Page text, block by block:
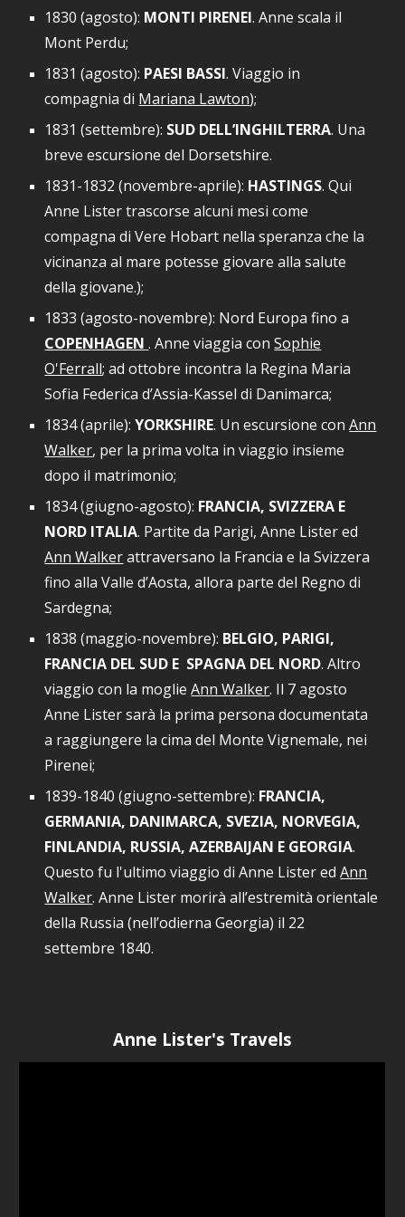
1830 (agosto): MONTI PIRENEI. Anne scala il
Mont Perdu;
1831 (agosto): PAESI BASSI. Viaggio in
compagnia di Mariana Lawton);
1831 (settembre): SUD DELL’INGHILTERRA. Una
breve escursione del Dorsetshire.
1831-1832 (novembre-aprile): HASTINGS. Qui
Anne Lister trascorse alcuni mesi come
compagna di Vere Hobart nella speranza che la
vicinanza al mare potesse giovare alla salute
della giovane.);
1833 (agosto-novembre): Nord Europa fino a
COPENHAGEN . Anne viaggiaconSophie
O'Ferrall; ad ottobre incontra la Regina Maria
Sofia Federica d’Assia-Kassel di Danimarca;
1834 (aprile):YORKSHIRE. Un escursioneconAnn
Walker, per la prima volta in viaggio insieme
dopo il matrimonio;
1834 (giugno-agosto): FRANCIA, SVIZZERA E
NORD ITALIA. Partite da Parigi, Anne Lister ed
Ann Walkerattraversano la Francia e la Svizzera
fino alla Valle d’Aosta, allora parte del Regno di
Sardegna;
1838 (maggio-novembre): BELGIO, PARIGI,
FRANCIA DEL SUD E SPAGNA DEL NORD. Altro
viaggio con la moglieAnn Walker. Il 7 agosto
Anne Lister sarà la prima persona documentata
a raggiungere la cima del Monte Vignemale, nei
Pirenei;
1839-1840 (giugno-settembre): FRANCIA,
GERMANIA, DANIMARCA, SVEZIA, NORVEGIA,
FINLANDIA, RUSSIA, AZERBAIJAN E GEORGIA.
Questo fu l'ultimo viaggio di Anne Lister edAnn
Walker. Anne Lister morirà all’estremità orientale
della Russia (nell’odierna Georgia) il 22
settembre 1840.
Anne Lister's Travels